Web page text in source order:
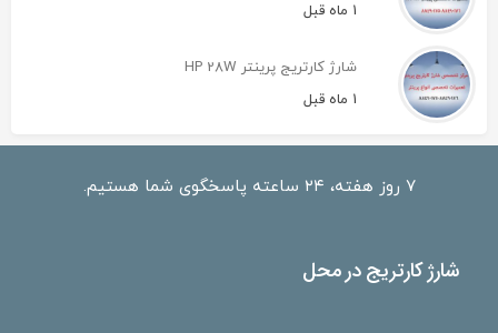
1 ماه قبل
شارژ کارتریج پرینتر HP 28W
1 ماه قبل
۷ روز هفته، ۲۴ ساعته پاسخگوی شما هستیم.
شارژ کارتریج در محل